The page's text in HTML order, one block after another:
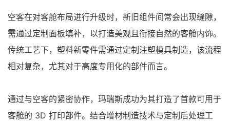
空客在对客舱布局进行升级时，新旧组件间常会出现缝隙，
需通过定制面板填补，以打造美观且衔接自然的客舱内饰。
传统工艺下，塑料新零件需通过定制注塑模具制造，该流程
相对复杂，尤其对于高度专用化的部件而言。
通过与空客的紧密协作，玛瑞斯成功为其打造了首款可用于
客舱的 3D 打印部件。结合增材制造技术与定制后处理工